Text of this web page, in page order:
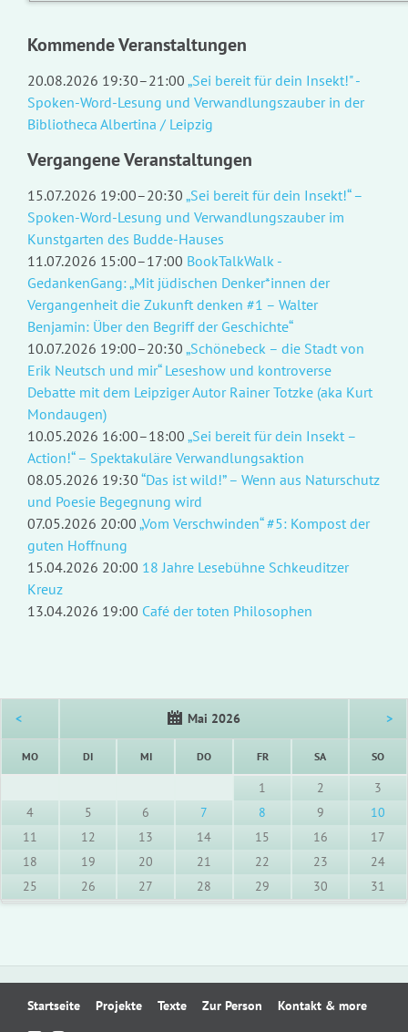
Kommende Veranstaltungen
20.08.2026 19:30–21:00 „Sei bereit für dein Insekt!" -
Spoken-Word-Lesung und Verwandlungszauber in der
Bibliotheca Albertina / Leipzig
Vergangene Veranstaltungen
15.07.2026 19:00–20:30 „Sei bereit für dein Insekt!“ –
Spoken-Word-Lesung und Verwandlungszauber im
Kunstgarten des Budde-Hauses
11.07.2026 15:00–17:00 BookTalkWalk -
GedankenGang: „Mit jüdischen Denker*innen der
Vergangenheit die Zukunft denken #1 – Walter
Benjamin: Über den Begriff der Geschichte“
10.07.2026 19:00–20:30 „Schönebeck – die Stadt von
Erik Neutsch und mir“ Leseshow und kontroverse
Debatte mit dem Leipziger Autor Rainer Totzke (aka Kurt
Mondaugen)
10.05.2026 16:00–18:00 „Sei bereit für dein Insekt –
Action!“ – Spektakuläre Verwandlungsaktion
08.05.2026 19:30 “Das ist wild!” – Wenn aus Naturschutz
und Poesie Begegnung wird
07.05.2026 20:00 „Vom Verschwinden“ #5: Kompost der
guten Hoffnung
15.04.2026 20:00 18 Jahre Lesebühne Schkeuditzer
Kreuz
13.04.2026 19:00 Café der toten Philosophen
< Mai 2026 >
MONTAG DIENSTAG MITTWOCH DONNERSTAGFREITAG SAMSTAG SO
1 2
3
4
5 6 7 8 9
10
11
12 13 14 15 16
17
18
19 20 21 22 23
24
25
26 27 28 29 30 31
Navigation
Startseite Projekte Texte Zur Person Kontakt & more